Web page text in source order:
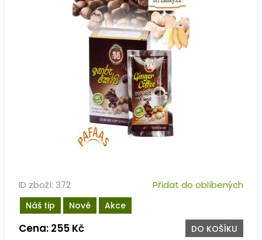
ID zboží: 372
Náš tip Nové Akce
Přidat do oblíbených
Cena: 255 Kč DO KOŠÍKU